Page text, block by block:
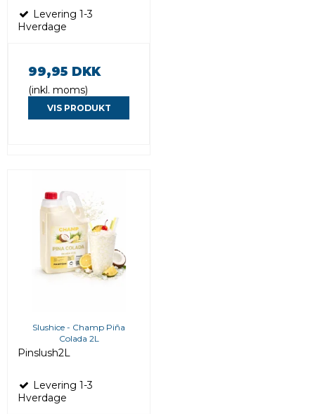
Levering 1-3
Hverdage
99,95 DKK
(inkl. moms)
VIS PRODUKT
Slushice - Champ Piña
Colada 2L
Pinslush2L
Levering 1-3
Hverdage